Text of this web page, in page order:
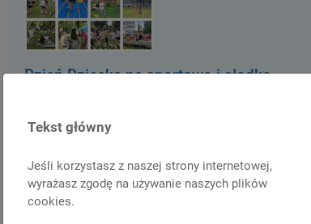
Dzień Dziecka na sportowo i słodko –
9 czerwiec 2026
1 czerwca z okazji Dnia Dziecka w naszej
szkole odbył się pełen radości i dobrej zabawy
Piknik Sportowo-Rekreacyjny. Na uczniów
Tekst główny
Jeśli korzystasz z naszej strony internetowej,
wyrażasz zgodę na używanie naszych plików
cookies.